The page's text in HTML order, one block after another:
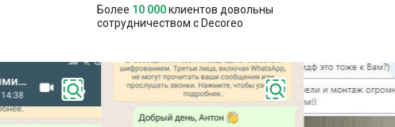
Более 10 000клиентов довольны
сотрудничеством с Decoreo